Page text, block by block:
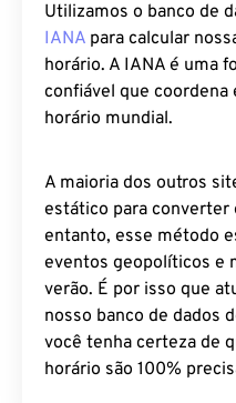
Utilizamos o banco de
IANA para calcular
horário. A IANA é uma
confiável que coordena
horário mundial.
A maioria dos outros
estático para converter
entanto, esse método
eventos geopolíticos e
verão. É por isso que
nosso banco de dados
você tenha certeza de
horário são 100%